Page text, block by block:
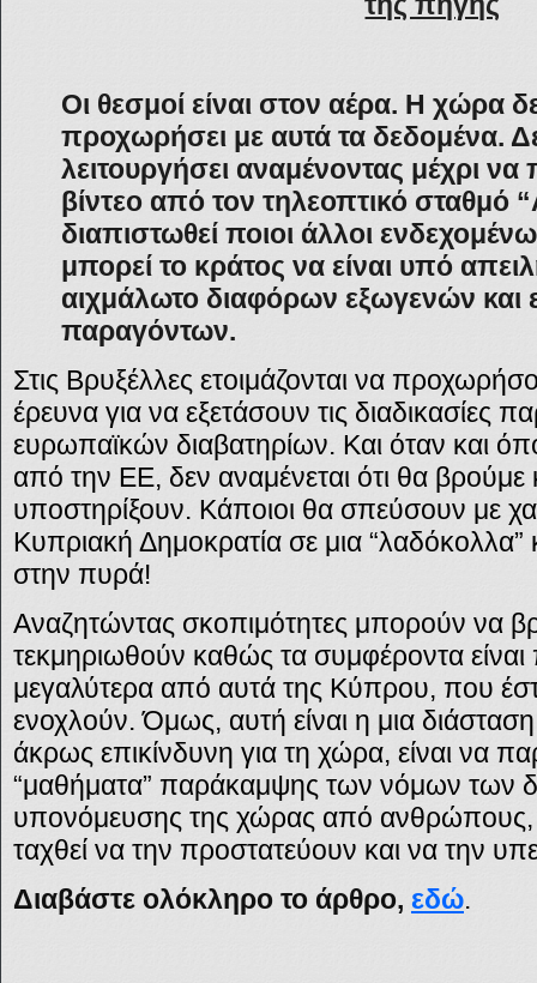
Οι θεσμοί είναι στον αέρα. Η χώρα
προχωρήσει με αυτά τα δεδομένα.
λειτουργήσει αναμένοντας μέχρι
βίντεο από τον τηλεοπτικό σταθμό
διαπιστωθεί ποιοι άλλοι
μπορεί το κράτος να είναι υπό
αιχμάλωτο διαφόρων εξωγενών και
παραγόντων.
Στις Βρυξέλλες ετοιμάζονται να
έρευνα για να εξετάσουν τις
ευρωπαϊκών διαβατηρίων. Και όταν και
από την ΕΕ, δεν αναμένεται ότι θα
υποστηρίξουν. Κάποιοι θα σπεύσουν με
Κυπριακή Δημοκρατία σε μια
στην πυρά!
Αναζητώντας σκοπιμότητες μπορούν να
τεκμηριωθούν καθώς τα συμφέροντα
μεγαλύτερα από αυτά της Κύπρου, που
ενοχλούν. Όμως, αυτή είναι η μια
άκρως επικίνδυνη για τη χώρα, είναι να
“μαθήματα” παράκαμψης των νόμων των
υπονόμευσης της χώρας από ανθρώπους,
ταχθεί να την προστατεύουν και να την
Διαβάστε ολόκληρο το άρθρο, εδώ.